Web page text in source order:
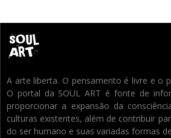
A arte liberta. O pensamento é livre e o
O portal da SOUL ART é fonte de
proporcionar a expansão da
culturas existentes, além de contribuir
do ser humano e suas variadas formas